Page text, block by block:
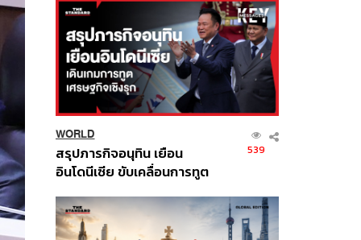
WORLD
สรุปภารกิจอนุทิน เยือน
อินโดนีเซีย ขับเคลื่อนการทูต
ส่วนยุทธศาสตร์ไทย –
อินโดนีเซีย
539